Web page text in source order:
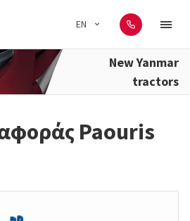
EN
New Yanmar
tractors
Paouris